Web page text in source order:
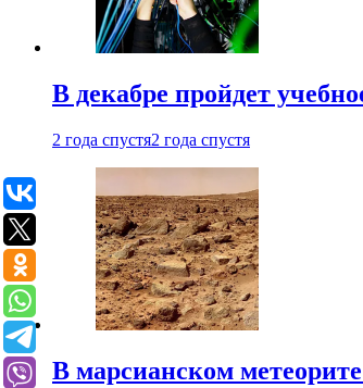
В декабре пройдет
2 года спустя2 года спустя
В марсианском